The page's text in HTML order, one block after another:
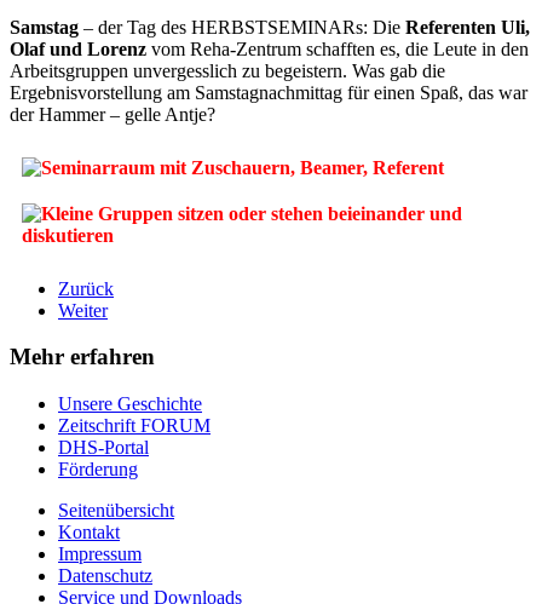
Samstag – der Tag des HERBSTSEMINARs: Die Referenten Uli,
Olaf und Lorenz vom Reha-Zentrum schafften es, die Leute in den
Arbeitsgruppen unvergesslich zu begeistern. Was gab die
Ergebnisvorstellung am Samstagnachmittag für einen Spaß, das war
der Hammer – gelle Antje?
Zurück
Weiter
Mehr erfahren
Unsere Geschichte
Zeitschrift FORUM
DHS-Portal
Förderung
Seitenübersicht
Kontakt
Impressum
Datenschutz
Service und Downloads